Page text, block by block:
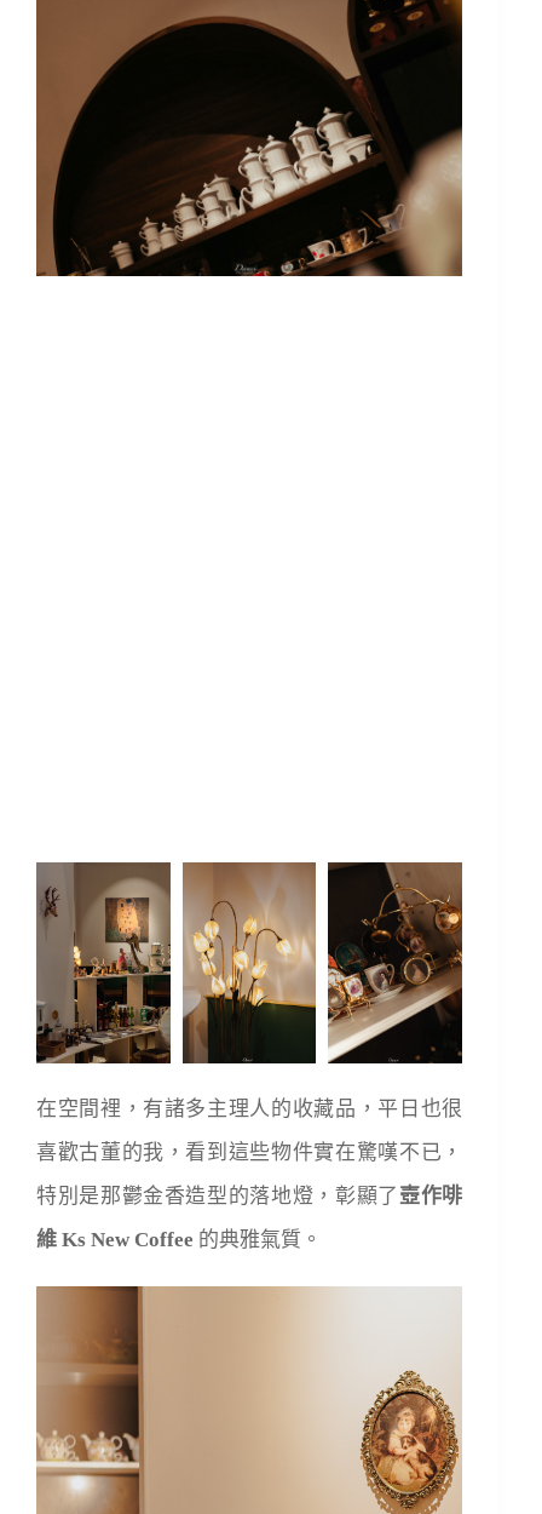
在空間裡，有諸多主理人的收藏品，平日也很
喜歡古董的我，看到這些物件實在驚嘆不已，
特別是那鬱金香造型的落地燈，彰顯了 壺作啡
維 Ks New Coffee 的典雅氣質。